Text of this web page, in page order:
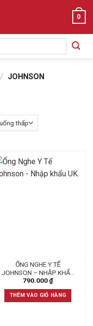
0
/ JOHNSON
ỐNG NGHE Y TẾ
JOHNSON – NHẬP KHẨU
UK
790.000₫
THÊM VÀO GIỎ HÀNG